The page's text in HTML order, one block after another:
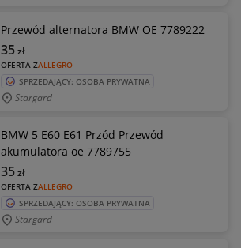
Przewód alternatora BMW OE 7789222
OFERTA ZALLEGRO
35zł
SPRZEDAJĄCY: OSOBA PRYWATNA
Stargard
BMW 5 E60 E61 Przód Przewód
akumulatora oe 7789755
OFERTA ZALLEGRO
35zł
SPRZEDAJĄCY: OSOBA PRYWATNA
Stargard